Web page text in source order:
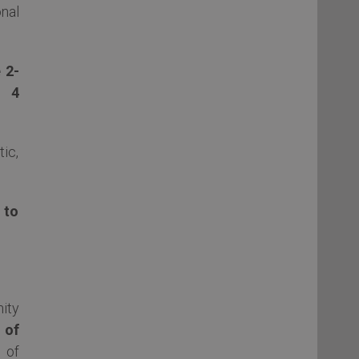
2-
4
to
of
of